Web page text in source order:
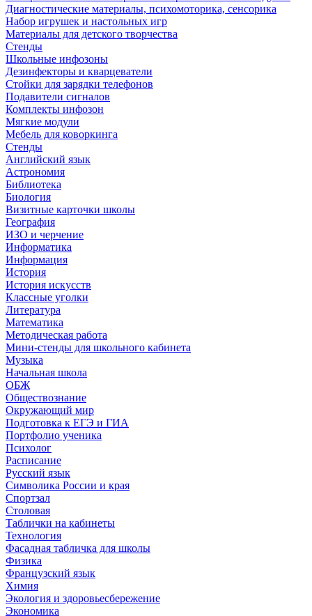
Диагностические материалы, психомоторика, сенсорика
Набор игрушек и настольных игр
Материалы для детского творчества
Стенды
Школьные инфозоны
Дезинфекторы и кварцеватели
Стойки для зарядки телефонов
Подавители сигналов
Комплекты инфозон
Мягкие модули
Мебель для коворкинга
Стенды
Английский язык
Астрономия
Библиотека
Биология
Визитные карточки школы
География
ИЗО и черчение
Информатика
Информация
История
История искусств
Классные уголки
Литература
Математика
Методическая работа
Мини-стенды для школьного кабинета
Музыка
Начальная школа
ОБЖ
Обществознание
Окружающий мир
Подготовка к ЕГЭ и ГИА
Портфолио ученика
Психолог
Расписание
Русский язык
Символика России и края
Спортзал
Столовая
Таблички на кабинеты
Технология
Фасадная табличка для школы
Физика
Французский язык
Химия
Экология и здоровьесбережение
Экономика